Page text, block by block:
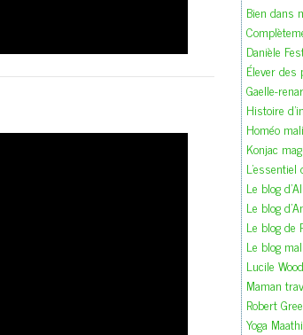
Bien dans
Danièle
Élever des
Gaelle-
Histoire
Homéo
Konjac
L'essentiel
Le blog
Le blog
Le blog de
Le blog
Lucile
Maman
Robert
Yoga